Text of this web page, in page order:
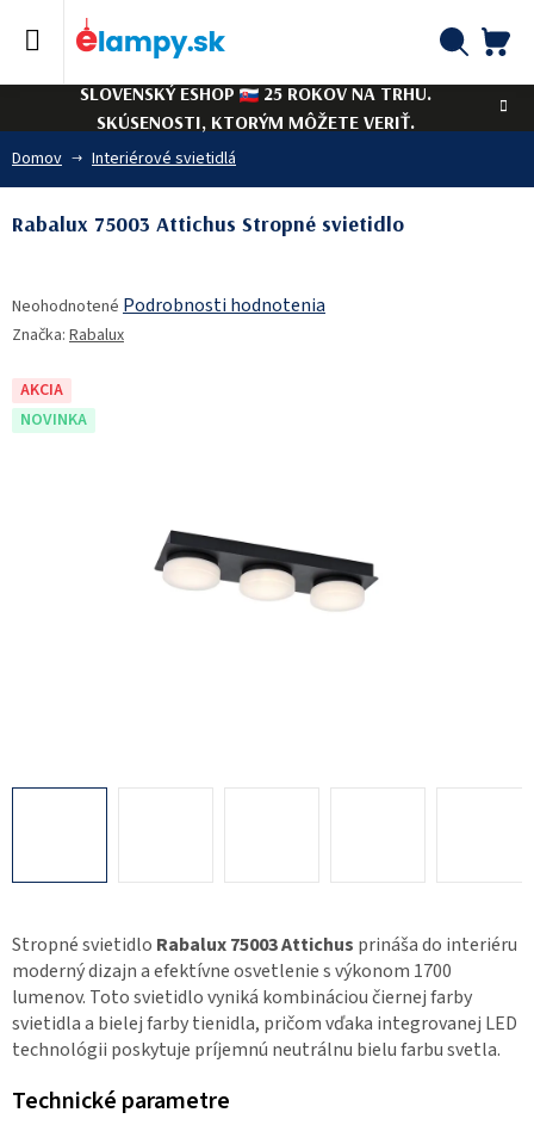
SLOVENSKÝ ESHOP
25 ROKOV NA TRHU.
SKÚSENOSTI, KTORÝM MÔŽETE VERIŤ.
Domov Interiérové svietidlá
Stropné svietidlo Rabalux 75003 Attichus prináša do interiéru
moderný dizajn a efektívne osvetlenie s výkonom 1700
lumenov. Toto svietidlo vyniká kombináciou čiernej farby
svietidla a bielej farby tienidla, pričom vďaka integrovanej LED
technológii poskytuje príjemnú neutrálnu bielu farbu svetla.
Technické parametre
Rabalux 75003 Attichus Stropné svietidlo
hodnotenie
produktu
0,0
z
Neohodnotené Podrobnosti hodnotenia
Značka: Rabalux
AKCIA
NOVINKA